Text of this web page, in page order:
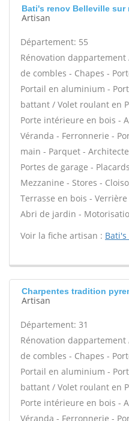
Bati's renov Belleville sur
Artisan
Département: 55
Rénovation
de combles - Chapes -
Portail en aluminium -
battant / Volet roulant en
Porte intérieure en bois -
Véranda - Ferronnerie -
main - Parquet -
Portes de garage -
Mezzanine - Stores -
Terrasse en bois -
Abri de jardin -
Voir la fiche artisan :
Charpentes tradition
Artisan
Département: 31
Rénovation
de combles - Chapes -
Portail en aluminium -
battant / Volet roulant en
Porte intérieure en bois -
Véranda - Ferronnerie -